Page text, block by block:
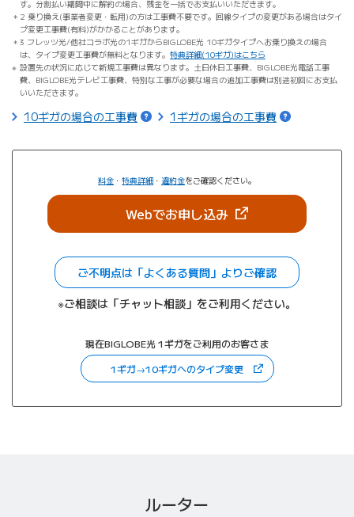
す。分割払い期間中に解約の場合、残金を一括でお支払いいただきます。
2 乗り換え(事業者変更・転用)の方は工事費不要です。回線タイプの変更がある場合はタイ
プ変更工事費(有料)がかかることがあります。
3 フレッツ光/他社コラボ光の1ギガからBIGLOBE光 10ギガタイプへお乗り換えの場合
は、タイプ変更工事費が無料となります。 特典詳細(10ギガ)はこちら
設置先の状況に応じて新規工事費は異なります。土日休日工事費、BIGLOBE光電話工事
費、BIGLOBE光テレビ工事費、特別な工事が必要な場合の追加工事費は別途初回にお支払
いいただきます。
10ギガの場合の工事費 1ギガの場合の工事費
料金 ・ 特典詳細 ・ 違約金をご確認ください。
Webでお申し込み（新しいタブで開き
ご不明点は「よくある質問」よりご確認
※ご相談は「チャット相談」をご利用ください。
現在BIGLOBE光 1ギガをご利用のお客さま
1ギガ→10ギガへのタイプ変更（新しいタブで開きます
ルーター